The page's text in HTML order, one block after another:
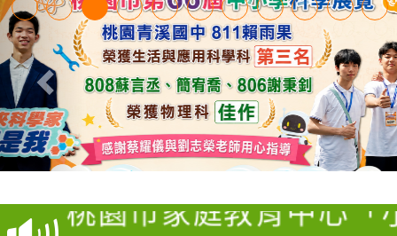
【甄選結果(第11招)】
學年度第1學期第7次代
結果(第11招)
【甄選結果(第3招)】
學年度第1學期第9次代
桃園市家庭教育中心「